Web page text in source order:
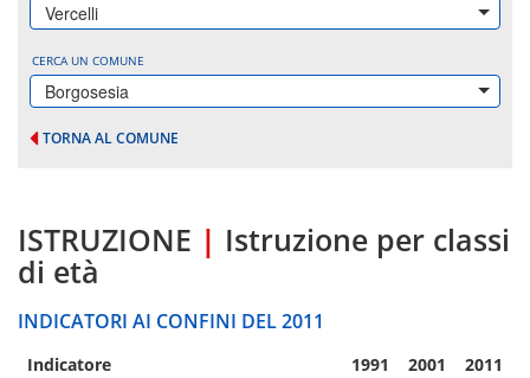
Vercelli
CERCA UN COMUNE
Borgosesia
TORNA AL COMUNE
ISTRUZIONE | Istruzione per classi
di età
INDICATORI AI CONFINI DEL 2011
Indicatore 1991 2001 2011